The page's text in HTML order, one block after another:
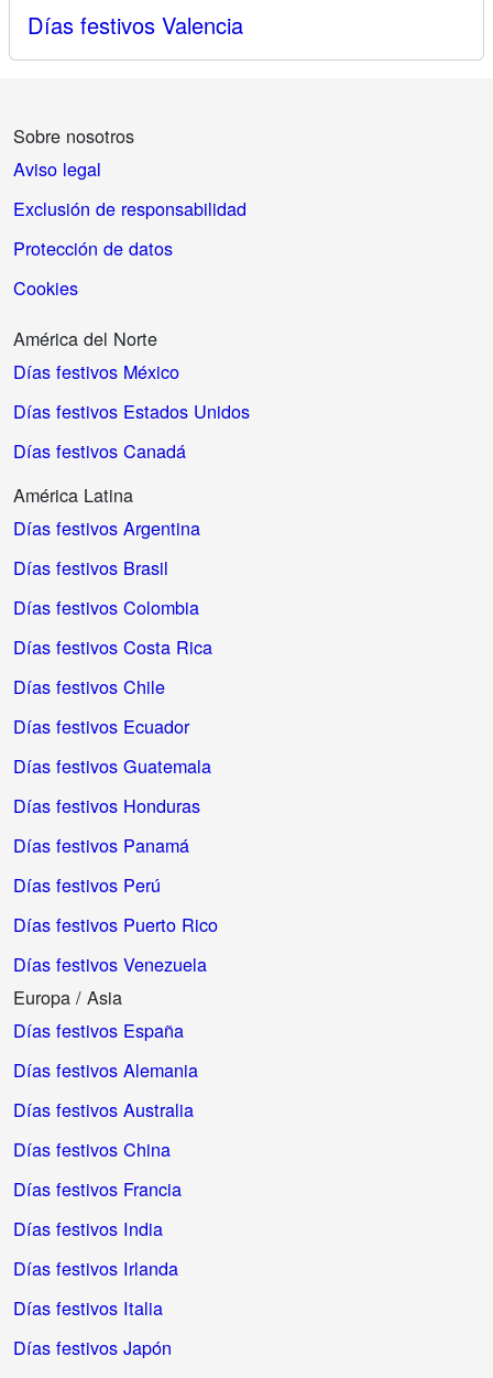
Días festivos Valencia
Sobre nosotros
Aviso legal
Exclusión de responsabilidad
Protección de datos
Cookies
América del Norte
Días festivos México
Días festivos Estados Unidos
Días festivos Canadá
América Latina
Días festivos Argentina
Días festivos Brasil
Días festivos Colombia
Días festivos Costa Rica
Días festivos Chile
Días festivos Ecuador
Días festivos Guatemala
Días festivos Honduras
Días festivos Panamá
Días festivos Perú
Días festivos Puerto Rico
Días festivos Venezuela
Europa / Asia
Días festivos España
Días festivos Alemania
Días festivos Australia
Días festivos China
Días festivos Francia
Días festivos India
Días festivos Irlanda
Días festivos Italia
Días festivos Japón